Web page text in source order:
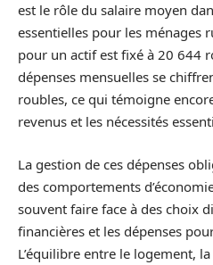
est le rôle du salaire moyen
essentielles pour les ménages
pour un actif est fixé à 20 644
dépenses mensuelles se
roubles, ce qui témoigne
revenus et les nécessités
La gestion de ces dépenses
des comportements
souvent faire face à des choix
financières et les dépenses
L’équilibre entre le logement,